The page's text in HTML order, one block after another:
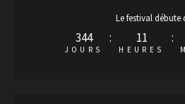
Le festival débute
344
JOURS
: 11
HEURES
: